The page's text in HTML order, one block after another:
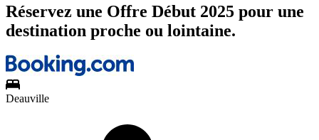
Réservez une Offre Début 2025 pour une
destination proche ou lointaine.
Deauville